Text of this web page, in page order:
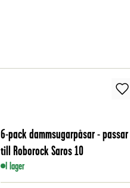
6-pack dammsugarpåsar - passar
till Roborock Saros 10
I lager